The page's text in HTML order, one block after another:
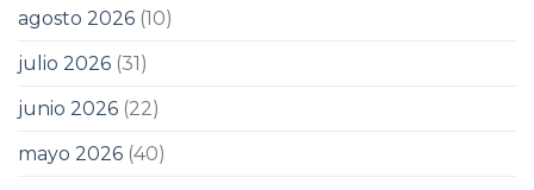
agosto 2026 (10)
julio 2026 (31)
junio 2026 (22)
mayo 2026 (40)